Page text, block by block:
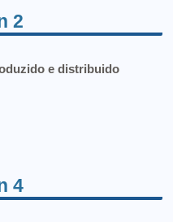
2
e distribuido
4